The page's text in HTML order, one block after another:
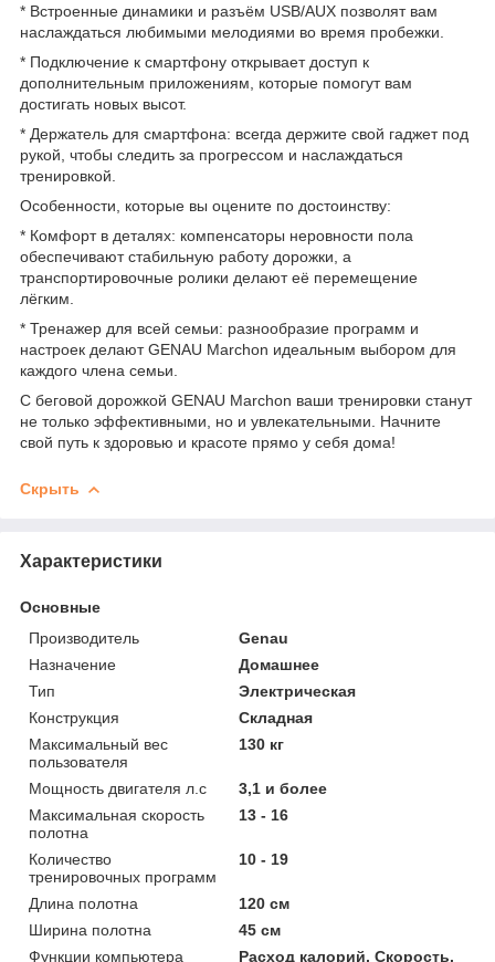
* Встроенные динамики и разъём USB/AUX позволят вам
наслаждаться любимыми мелодиями во время пробежки.
* Подключение к смартфону открывает доступ к
дополнительным приложениям, которые помогут вам
достигать новых высот.
* Держатель для смартфона: всегда держите свой гаджет под
рукой, чтобы следить за прогрессом и наслаждаться
тренировкой.
Особенности, которые вы оцените по достоинству:
* Комфорт в деталях: компенсаторы неровности пола
обеспечивают стабильную работу дорожки, а
транспортировочные ролики делают её перемещение
лёгким.
* Тренажер для всей семьи: разнообразие программ и
настроек делают GENAU Marchon идеальным выбором для
каждого члена семьи.
С беговой дорожкой GENAU Marchon ваши тренировки станут
не только эффективными, но и увлекательными. Начните
свой путь к здоровью и красоте прямо у себя дома!
Скрыть
Характеристики
Основные
Производитель
Genau
Назначение
Домашнее
Тип
Электрическая
Конструкция
Складная
Максимальный вес
пользователя
130 кг
Мощность двигателя л.с
3,1 и более
Максимальная скорость
полотна
13 - 16
Количество
тренировочных программ
10 - 19
Длина полотна
120 см
Ширина полотна
45 см
Функции компьютера
Расход калорий, Скорость,